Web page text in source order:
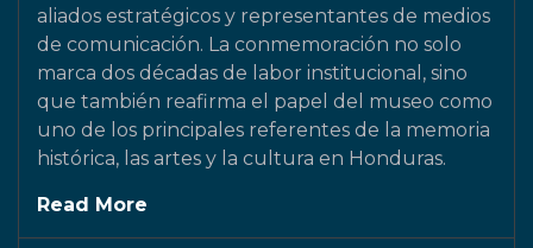
aliados estratégicos y representantes de medios
de comunicación. La conmemoración no solo
marca dos décadas de labor institucional, sino
que también reafirma el papel del museo como
uno de los principales referentes de la memoria
histórica, las artes y la cultura en Honduras.
Read More